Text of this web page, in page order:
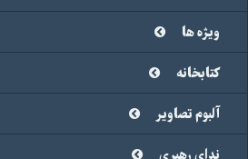
ویژه ها
کتابخانه
آلبوم تصاویر